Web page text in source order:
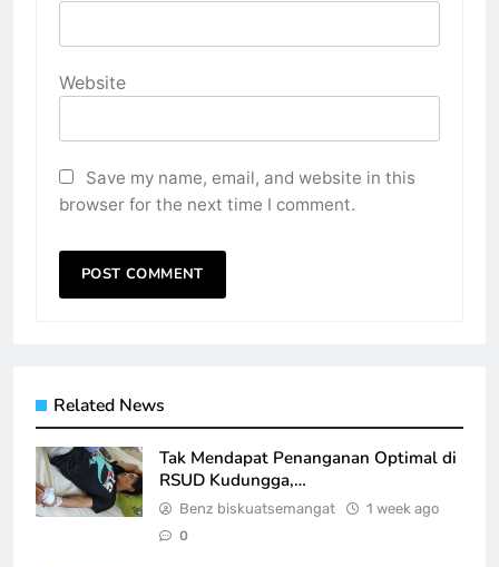
Website
Save my name, email, and website in this
browser for the next time I comment.
Related News
Tak Mendapat Penanganan Optimal di
RSUD Kudungga,…
Benz biskuatsemangat 1 week ago
0